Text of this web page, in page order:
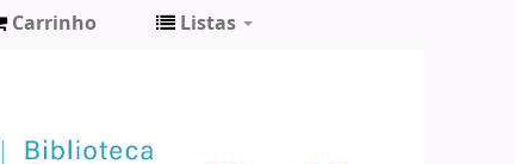
Carrinho Listas